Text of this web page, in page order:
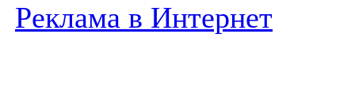
Реклама в Интернет